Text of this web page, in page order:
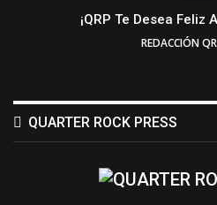
¡QRP Te Desea Feliz
REDACCIÓN
QUARTER ROCK PRESS